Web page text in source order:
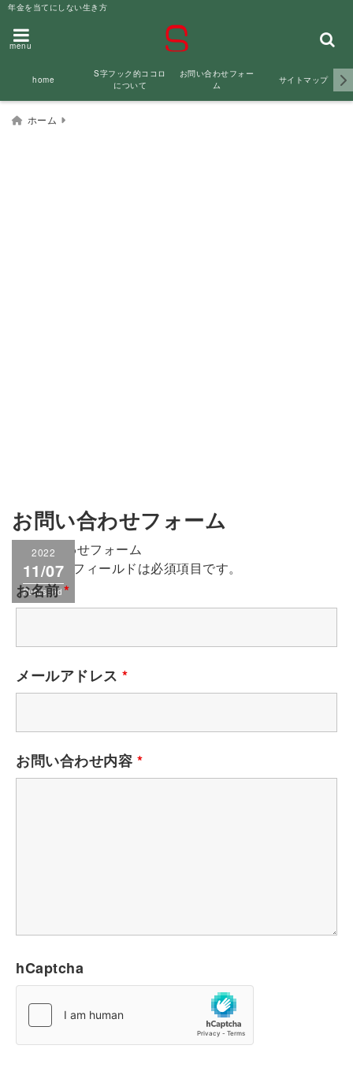
年金を当てにしない生き方
menu
home
S字フック的ココロ
について
お問い合わせフォー
ム
サイトマップ
ホーム
お問い合わせフォーム
2022
11/07
Published
お問い合わせフォーム
が付いたフィールドは必須項目です。
お名前*
メールアドレス *
お問い合わせ内容 *
hCaptcha